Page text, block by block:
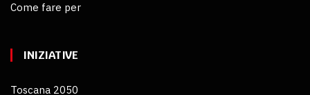
Come fare per
INIZIATIVE
Toscana 2050